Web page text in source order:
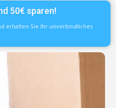
50€ sparen!
erhalten Sie Ihr unverbindliches